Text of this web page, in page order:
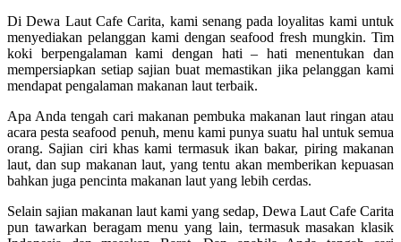
Di Dewa Laut Cafe Carita, kami senang pada loyalitas kami untuk
menyediakan pelanggan kami dengan seafood fresh mungkin. Tim
koki berpengalaman kami dengan hati – hati menentukan dan
mempersiapkan setiap sajian buat memastikan jika pelanggan kami
mendapat pengalaman makanan laut terbaik.
Apa Anda tengah cari makanan pembuka makanan laut ringan atau
acara pesta seafood penuh, menu kami punya suatu hal untuk semua
orang. Sajian ciri khas kami termasuk ikan bakar, piring makanan
laut, dan sup makanan laut, yang tentu akan memberikan kepuasan
bahkan juga pencinta makanan laut yang lebih cerdas.
Selain sajian makanan laut kami yang sedap, Dewa Laut Cafe Carita
pun tawarkan beragam menu yang lain, termasuk masakan klasik